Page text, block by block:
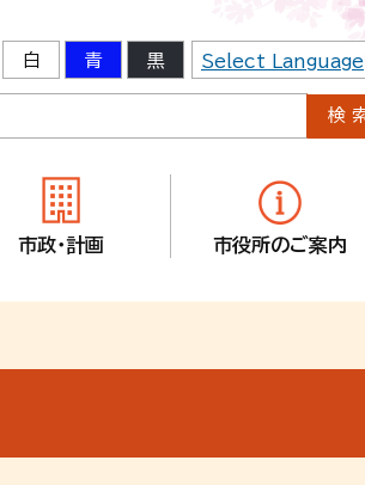
白 青 黒 Select Language
市政・計画 市役所のご案内